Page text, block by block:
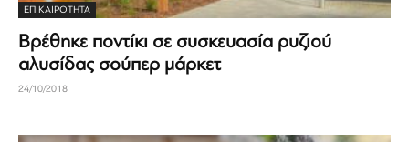
ΕΠΙΚΑΙΡΟΤΗΤΑ
Βρέθηκε ποντίκι σε συσκευασία ρυζιού
αλυσίδας σούπερ μάρκετ
24/10/2018